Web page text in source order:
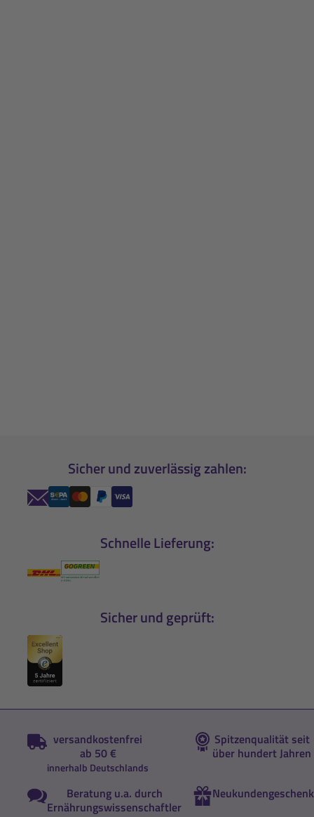
Sicher und zuverlässig zahlen:
Schnelle Lieferung:
Sicher und geprüft:
versandkostenfrei
ab 50 €
innerhalb Deutschlands
Spitzenqualität seit
über hundert Jahren
Beratung u.a. durch
Ernährungswissenschaftler
Neukundengeschenk